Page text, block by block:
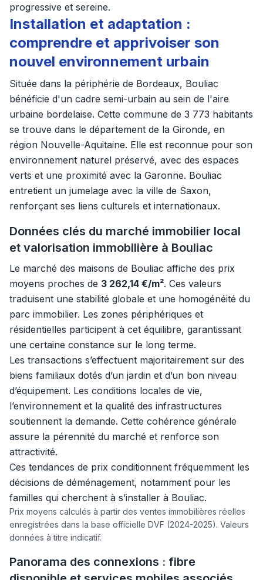
progressive et sereine.
Installation et adaptation :
comprendre et apprivoiser son
nouvel environnement urbain
Située dans la périphérie de Bordeaux, Bouliac
bénéficie d'un cadre semi-urbain au sein de l'aire
urbaine bordelaise. Cette commune de 3 773 habitants
se trouve dans le département de la Gironde, en
région Nouvelle-Aquitaine. Elle est reconnue pour son
environnement naturel préservé, avec des espaces
verts et une proximité avec la Garonne. Bouliac
entretient un jumelage avec la ville de Saxon,
renforçant ses liens culturels et internationaux.
Données clés du marché immobilier local
et valorisation immobilière à Bouliac
Le marché des maisons de Bouliac affiche des prix
moyens proches de 3 262,14 €/m². Ces valeurs
traduisent une stabilité globale et une homogénéité du
parc immobilier. Les zones périphériques et
résidentielles participent à cet équilibre, garantissant
une certaine constance sur le long terme.
Les transactions s’effectuent majoritairement sur des
biens familiaux dotés d’un jardin et d’un bon niveau
d’équipement. Les conditions locales de vie,
l’environnement et la qualité des infrastructures
soutiennent la demande. Cette cohérence générale
assure la pérennité du marché et renforce son
attractivité.
Ces tendances de prix conditionnent fréquemment les
décisions de déménagement, notamment pour les
familles qui cherchent à s’installer à Bouliac.
Prix moyens calculés à partir des ventes immobilières réelles
enregistrées dans la base officielle DVF (2024-2025). Valeurs
données à titre indicatif.
Panorama des connexions : fibre